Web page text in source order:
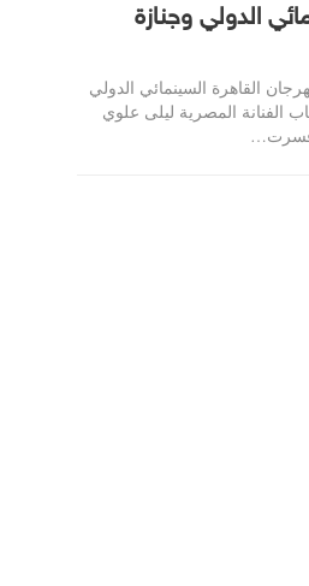
الدولي وجنازة
القاهرة السينمائي الدولي
الـ38، غياب الفنانة المصرية ليلى علوي